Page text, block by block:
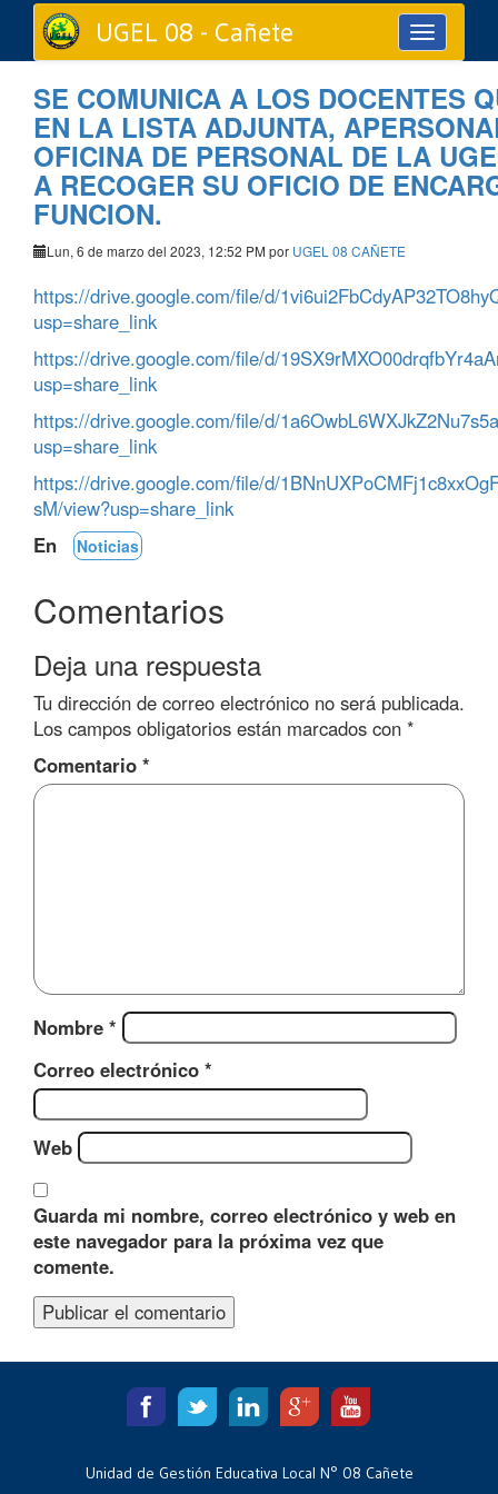
Toggle
navigation
UGEL 08 - Cañete
SE COMUNICA A LOS DOCENTES
EN LA LISTA ADJUNTA,
OFICINA DE PERSONAL DE LA
A RECOGER SU OFICIO DE
FUNCION.
Lun, 6 de marzo del 2023, 12:52 PM por UGEL 08 CAÑETE
https://drive.google.com/file/d/
usp=share_link
https://drive.google.com/file/d/
usp=share_link
https://drive.google.com/file/d/
usp=share_link
https://drive.google.com/file/d/
sM/view?usp=share_link
En
Noticias
Comentarios
Deja una respuesta
Tu dirección de correo electrónico no será publicada.
Los campos obligatorios están marcados con *
Comentario *
Nombre *
Correo electrónico *
Web
Guarda mi nombre, correo electrónico y web en
este navegador para la próxima vez que
comente.
Unidad de Gestión Educativa Local N° 08 Cañete